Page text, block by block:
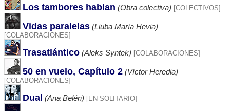
Los tambores hablan (Obra colectiva) [COLECTIVOS]
Vidas paralelas (Liuba María Hevia)
[COLABORACIONES]
Trasatlántico (Aleks Syntek) [COLABORACIONES]
50 en vuelo, Capítulo 2 (Víctor Heredia)
[COLABORACIONES]
Dual (Ana Belén) [EN SOLITARIO]